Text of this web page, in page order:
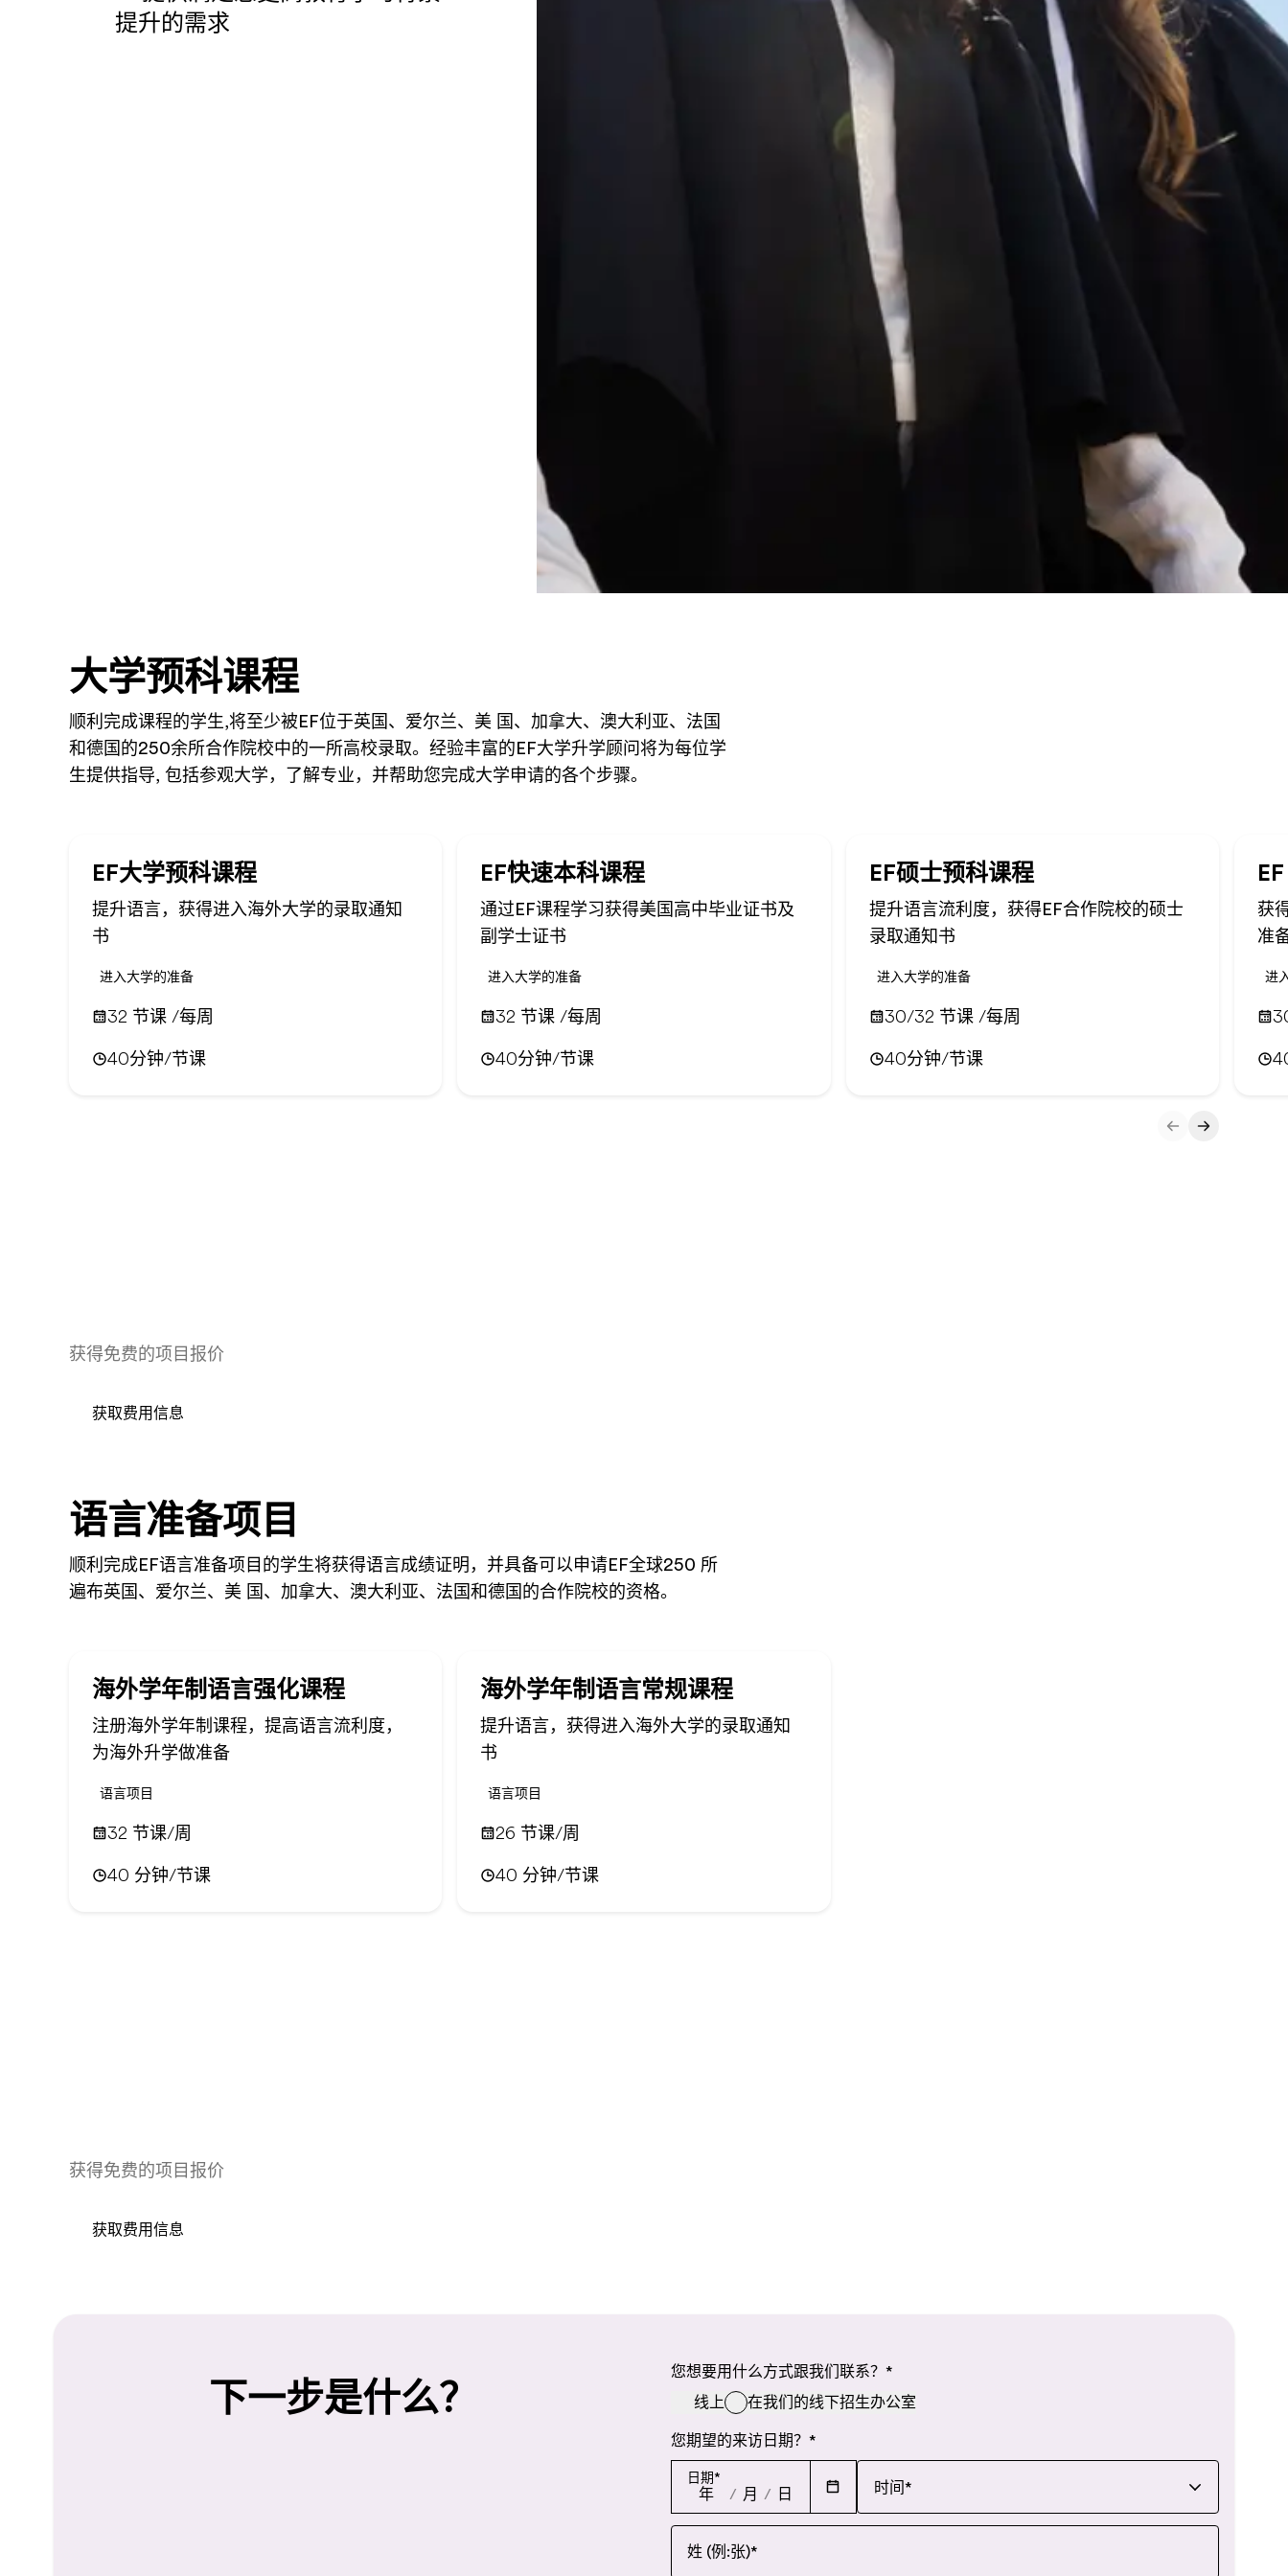
提升的需求
大学预科课程
顺利完成课程的学生,将至少被EF位于英国、爱尔兰、美 国、加拿大、澳大利亚、法国
和德国的250余所合作院校中的一所高校录取。经验丰富的EF大学升学顾问将为每位学
生提供指导, 包括参观大学，了解专业，并帮助您完成大学申请的各个步骤｡
EF大学预科课程
提升语言，获得进入海外大学的录取通知
书
进入大学的准备
32 节课 /每周
40分钟/节课
EF快速本科课程
通过EF课程学习获得美国高中毕业证书及
副学士证书
进入大学的准备
32 节课 /每周
40分钟/节课
EF硕士预科课程
提升语言流利度，获得EF合作院校的硕士
录取通知书
进入大学的准备
30/32 节课 /每周
40分钟/节课
获
准
进
获得免费的项目报价
获取费用信息
语言准备项目
顺利完成EF语言准备项目的学生将获得语言成绩证明，并具备可以申请EF全球250 所
遍布英国、爱尔兰、美 国、加拿大、澳大利亚、法国和德国的合作院校的资格。
海外学年制语言强化课程
注册海外学年制课程，提高语言流利度，
为海外升学做准备
语言项目
32 节课/周
40 分钟/节课
海外学年制语言常规课程
提升语言，获得进入海外大学的录取通知
书
语言项目
26 节课/周
40 分钟/节课
获得免费的项目报价
获取费用信息
下一步是什么？
您想要用什么方式跟我们联系？ *
线上
在我们的线下招生办公室
您期望的来访日期？ *
日期*
年 / 月 / 日 时间*
姓 (例:张)*